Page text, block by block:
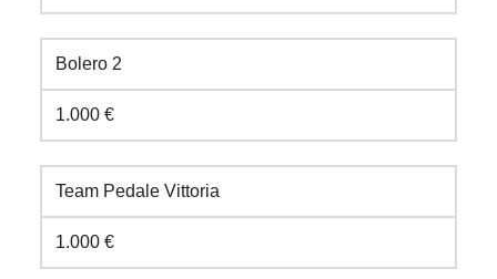
Bolero 2
1.000 €
Team Pedale Vittoria
1.000 €